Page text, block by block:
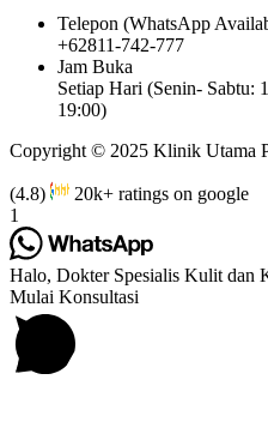
Telepon (WhatsApp
+62811-742-777
Jam Buka
Setiap Hari (Senin- Sabtu:
19:00)
Copyright © 2025 Klinik Utama
(4.8)
20k+ ratings on google
1
Halo, Dokter Spesialis Kulit dan
Mulai Konsultasi